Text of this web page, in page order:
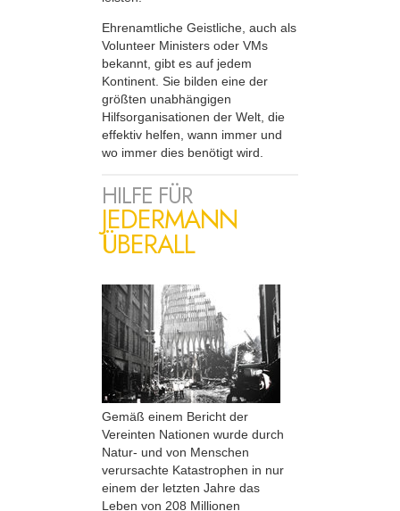
Ehrenamtliche Geistliche, auch als
Volunteer Ministers oder VMs
bekannt, gibt es auf jedem
Kontinent. Sie bilden eine der
größten unabhängigen
Hilfsorganisationen der Welt, die
effektiv helfen, wann immer und
wo immer dies benötigt wird.
HILFE FÜR
JEDERMANN
ÜBERALL
Gemäß einem Bericht der
Vereinten Nationen wurde durch
Natur- und von Menschen
verursachte Katastrophen in nur
einem der letzten Jahre das
Leben von 208 Millionen